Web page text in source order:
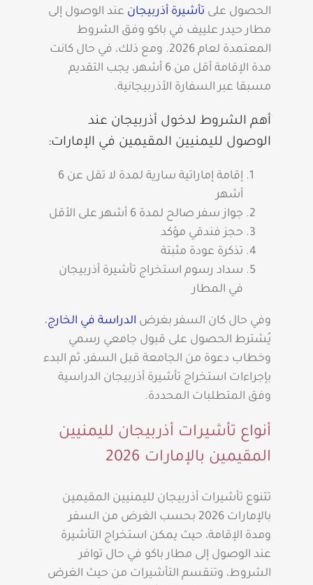
الحصول على تأشيرة أذربيجان عند الوصول إلى
مطار حيدر علييف في باكو وفق الشروط
المعتمدة لعام 2026. ومع ذلك، في حال كانت
مدة الإقامة أقل من 6 أشهر، يجب التقديم
مسبقا عبر السفارة الأذربيجانية.
أهم الشروط لدخول أذربيجان عند
الوصول لليمنيين المقيمين في الإمارات:
إقامة إماراتية سارية لمدة لا تقل عن 6
أشهر
جواز سفر صالح لمدة 6 أشهر على الأقل
حجز فندقي مؤكد
تذكرة عودة مثبتة
سداد رسوم استخراج تأشيرة أذربيجان
في المطار
وفي حال كان السفر بغرض الدراسة في الخارج،
يُشترط الحصول على قبول جامعي رسمي
وخطاب دعوة من الجامعة قبل السفر، ثم البدء
بإجراءات استخراج تأشيرة أذربيجان الدراسية
وفق المتطلبات المحددة.
أنواع تأشيرات أذربيجان لليمنيين
المقيمين بالإمارات 2026
تتنوع تأشيرات أذربيجان لليمنيين المقيمين
بالإمارات 2026 بحسب الغرض من السفر
ومدة الإقامة، حيث يمكن استخراج التأشيرة
عند الوصول إلى مطار باكو في حال توافر
الشروط، وتنقسم التأشيرات من حيث الغرض